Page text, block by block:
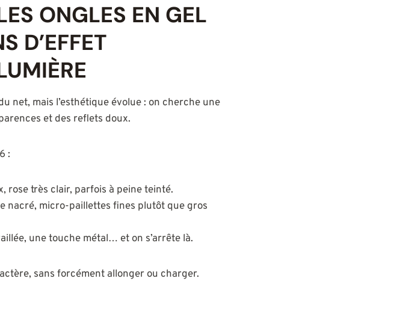
ONGLES EN GEL
D’EFFET
net, mais l’esthétique évolue : on cherche une
et des reflets doux.
:
rose très clair, parfois à peine teinté.
nacré, micro-paillettes fines plutôt que gros
une touche métal… et on s’arrête là.
sans forcément allonger ou charger.